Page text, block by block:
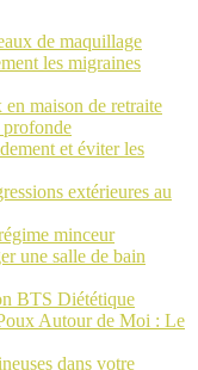
de maquillage
les migraines
maison de retraite
et éviter les
extérieures au
minceur
une salle de bain
BTS Diététique
Autour de Moi : Le
dans votre